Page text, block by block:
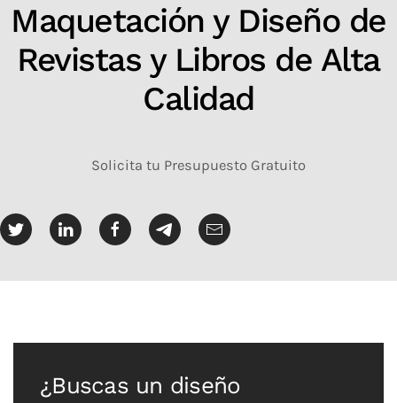
Maquetación y Diseño de
Revistas y Libros de Alta
Calidad
Solicita tu Presupuesto Gratuito
¿Buscas un diseño